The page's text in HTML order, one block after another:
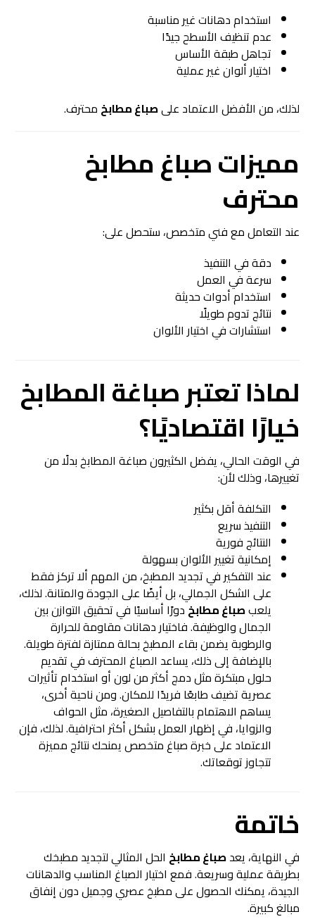
استخدام دهانات غير مناسبة
عدم تنظيف الأسطح جيدًا
تجاهل طبقة الأساس
اختيار ألوان غير عملية
لذلك، من الأفضل الاعتماد علىصباغ مطابخ محترف.
مميزات صباغ مطابخ
محترف
عند التعامل مع فني متخصص، ستحصل على:
دقة في التنفيذ
سرعة في العمل
استخدام أدوات حديثة
نتائج تدوم طويلًا
استشارات في اختيار الألوان
لماذا تعتبر صباغة المطابخ
خيارًا اقتصاديًا؟
في الوقت الحالي، يفضل الكثيرون صباغة المطابخ بدلًا من
تغييرها، وذلك لأن:
التكلفة أقل بكثير
التنفيذ سريع
النتائج فورية
إمكانية تغيير الألوان بسهولة
عند التفكير في تجديد المطبخ، من المهم ألا تركز فقط
على الشكل الجمالي، بل أيضًا على الجودة والمتانة. لذلك،
يلعبصباغ مطابخدورًا أساسيًا في تحقيق التوازن بين
الجمال والوظيفة. فاختيار دهانات مقاومة للحرارة
والرطوبة يضمن بقاء المطبخ بحالة ممتازة لفترة طويلة.
بالإضافة إلى ذلك، يساعد الصباغ المحترف في تقديم
حلول مبتكرة مثل دمج أكثر من لون أو استخدام تأثيرات
عصرية تضيف طابعًا فريدًا للمكان. ومن ناحية أخرى،
يساهم الاهتمام بالتفاصيل الصغيرة، مثل الحواف
والزوايا، في إظهار العمل بشكل أكثر احترافية. لذلك، فإن
الاعتماد على خبرة صباغ متخصص يمنحك نتائج مميزة
تتجاوز توقعاتك.
خاتمة
في النهاية، يعدصباغ مطابخ الحل المثالي لتجديد مطبخك
بطريقة عملية وسريعة. فمع اختيار الصباغ المناسب والدهانات
الجيدة، يمكنك الحصول على مطبخ عصري وجميل دون إنفاق
مبالغ كبيرة.